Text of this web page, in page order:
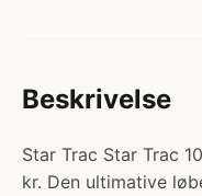
Beskrivelse
Star Trac Star Trac
kr. Den ultimative